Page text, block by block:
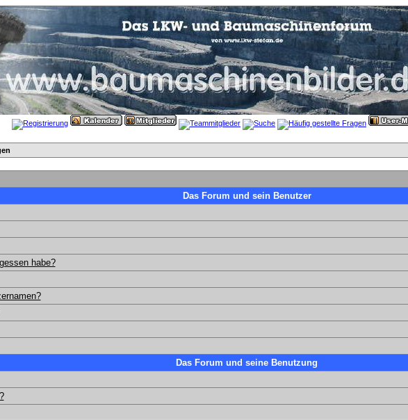
Das Forum und sein Benutzer
habe?
Das Forum und seine Benutzung